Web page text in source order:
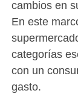
cambios en
En este
categorías
con un
gasto.